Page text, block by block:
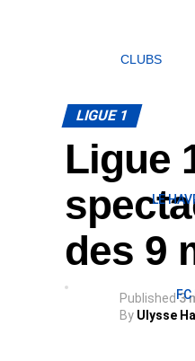
CLUBS
LE
LIGUE 1
Ligue
des 9
Published 3
By Ulysse